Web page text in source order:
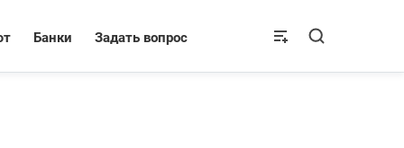
Банки Задать вопрос